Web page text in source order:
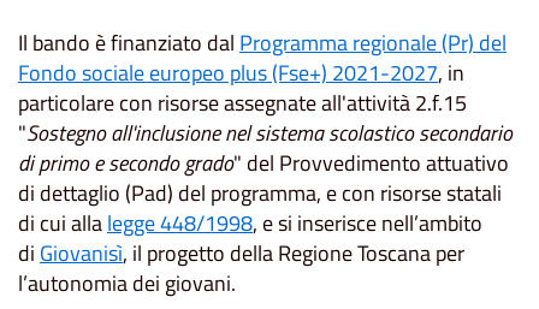
Il bando è finanziato dal Programma regionale (Pr) del
Fondo sociale europeo plus (Fse+) 2021-2027, in
particolare con risorse assegnate all'attività 2.f.15
"Sostegno all'inclusione nel sistema scolastico secondario
di primo e secondo grado" del Provvedimento attuativo
di dettaglio (Pad) del programma, e con risorse statali
di cui allalegge 448/1998, e si inserisce nell’ambito
di Giovanisì, il progetto della Regione Toscana per
l’autonomia dei giovani.